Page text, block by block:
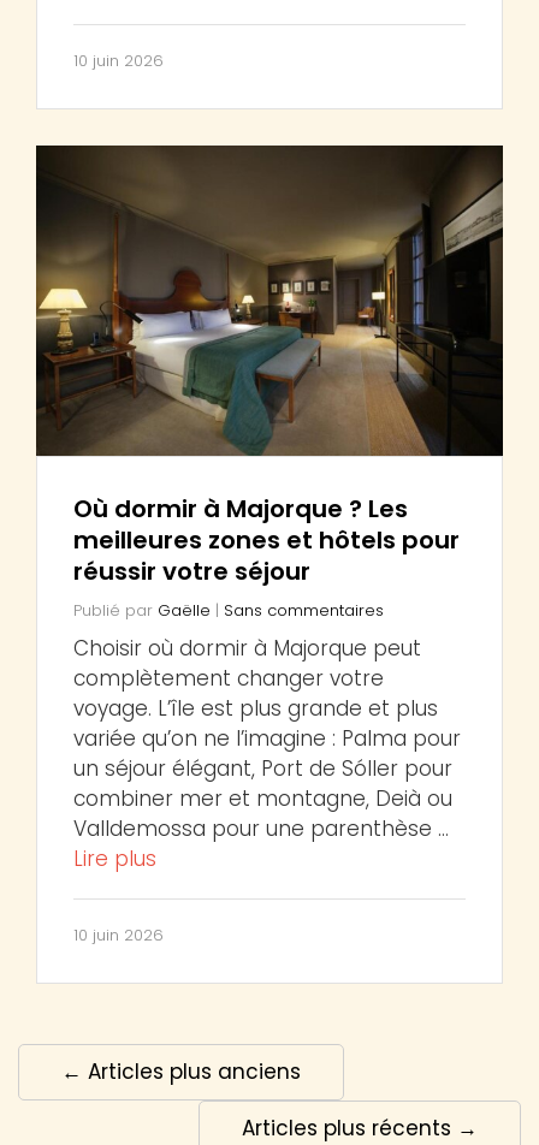
10 juin 2026
Où dormir à Majorque ? Les
meilleures zones et hôtels pour
réussir votre séjour
Publié par Gaëlle | Sans commentaires
Choisir où dormir à Majorque peut
complètement changer votre
voyage. L’île est plus grande et plus
variée qu’on ne l’imagine : Palma pour
un séjour élégant, Port de Sóller pour
combiner mer et montagne, Deià ou
Valldemossa pour une parenthèse …
Lire plus
10 juin 2026
← Articles plus anciens
Articles plus récents →